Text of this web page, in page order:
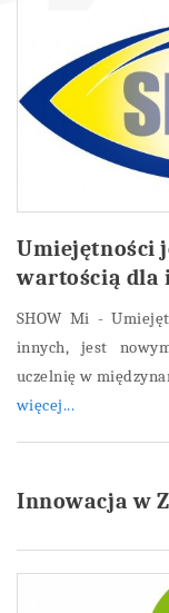
Umiejętności
wartością dla
SHOW Mi -
innych, jest
uczelnię w
więcej...
Innowacja w